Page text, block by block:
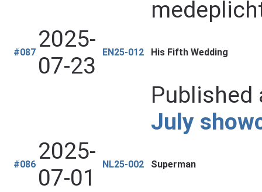
#087 2025-
07-23
EN25-012 His Fifth Wedding
July
#086 2025-
07-01
NL25-002 Superman